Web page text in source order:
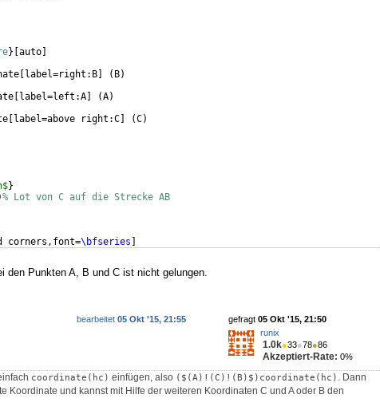
} auto
label=right:B ( B)
label=left:A (A)
label=above right:C (C)
}
% Lot von C auf die Strecke AB
corners,font=\bfseries
den Punkten A, B und C ist nicht gelungen.
gefragt 05 Okt '15, 21:50
runix
1.0k●33●78●86
Akzeptiert-Rate: 0%
bearbeitet 05 Okt '15, 21:55
coordinate(hc) einfügen, also ($(A)!(C)!(B)$)coordinate(hc) . Dann
Koordinate und kannst mit Hilfe der weiteren Koordinaten C und A oder B den